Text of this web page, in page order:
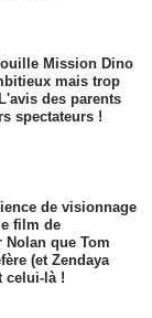
Mission Dino
mais trop
des parents
spectateurs !
de visionnage
film de
Nolan que Tom
(et Zendaya
celui-là !